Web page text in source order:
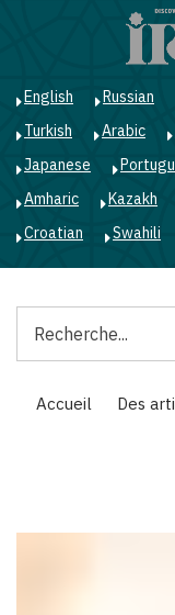
English Russian
Turkish
Arabic
Japanese
Amharic
Kazakh
Croatian
Swahili
Main
navigation
Accueil Des